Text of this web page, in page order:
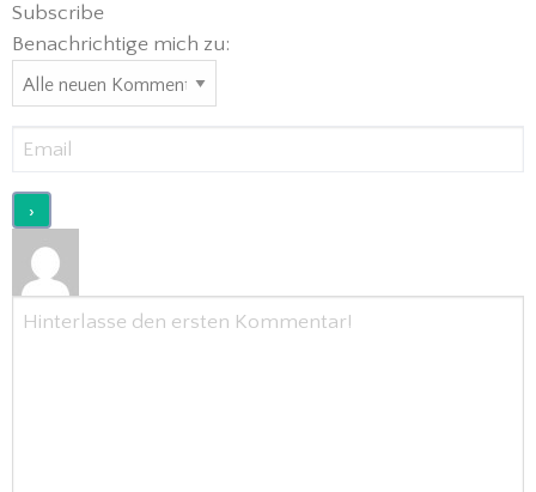
Subscribe
Benachrichtige mich zu: